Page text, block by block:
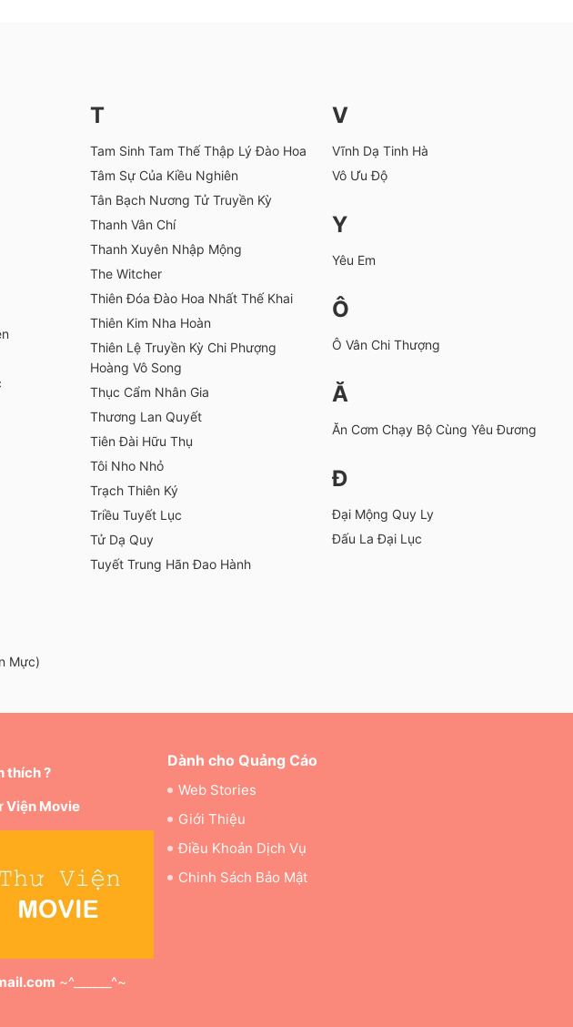
Mực)
T
Tam Sinh Tam Thế Thập Lý Đào Hoa
Tâm Sự Của Kiều Nghiên
Tân Bạch Nương Tử Truyền Kỳ
Thanh Vân Chí
Thanh Xuyên Nhập Mộng
The Witcher
Thiên Đóa Đào Hoa Nhất Thế Khai
Thiên Kim Nha Hoàn
Thiên Lệ Truyền Kỳ Chi Phượng
Hoàng Vô Song
Thục Cẩm Nhân Gia
Thương Lan Quyết
Tiên Đài Hữu Thụ
Tôi Nho Nhỏ
Trạch Thiên Ký
Triều Tuyết Lục
Tử Dạ Quy
Tuyết Trung Hãn Đao Hành
V
Vĩnh Dạ Tinh Hà
Vô Ưu Độ
Y
Yêu Em
Ô
Ô Vân Chi Thượng
Ă
Ăn Cơm Chạy Bộ Cùng Yêu Đương
Đ
Đại Mộng Quy Ly
Đấu La Đại Lục
thích ?
Viện Movie
~^______^~
Dành cho Quảng Cáo
Web Stories
Giới Thiệu
Điều Khoản Dịch Vụ
Chinh Sách Bảo Mật